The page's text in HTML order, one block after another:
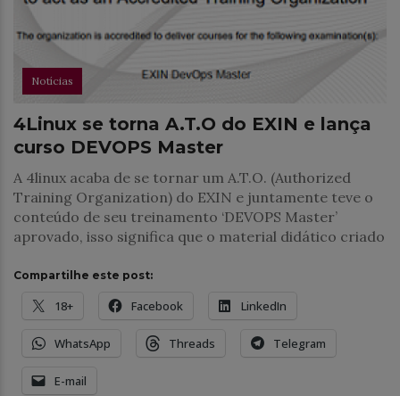
Notícias
4Linux se torna A.T.O do EXIN e lança
curso DEVOPS Master
A 4linux acaba de se tornar um A.T.O. (Authorized
Training Organization) do EXIN e juntamente teve o
conteúdo de seu treinamento ‘DEVOPS Master’
aprovado, isso significa que o material didático criado
Compartilhe este post:
18+ Facebook LinkedIn
WhatsApp Threads Telegram
E-mail